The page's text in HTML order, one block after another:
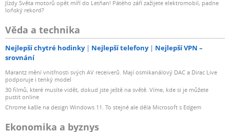
Jízdy Světa motorů opět míří do Letňan! Pátého září zažijete elektromobil, padne
loňský rekord?
Věda a technika
Nejlepší chytré hodinky Nejlepší telefony
Nejlepší VPN –
srovnání
Marantz mění vnitřnosti svých AV receiverů. Mají osmikanálový DAC a Dirac Live
podporuje i tenký model
30 filmů, které musíte vidět, dokud jste ještě na světě. Víme, kde si je můžete
pustit online
Chrome kašle na design Windows 11. To stejné ale dělá Microsoft s Edgem
Ekonomika a byznys